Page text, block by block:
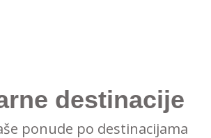
destinacije
ponude po destinacijama